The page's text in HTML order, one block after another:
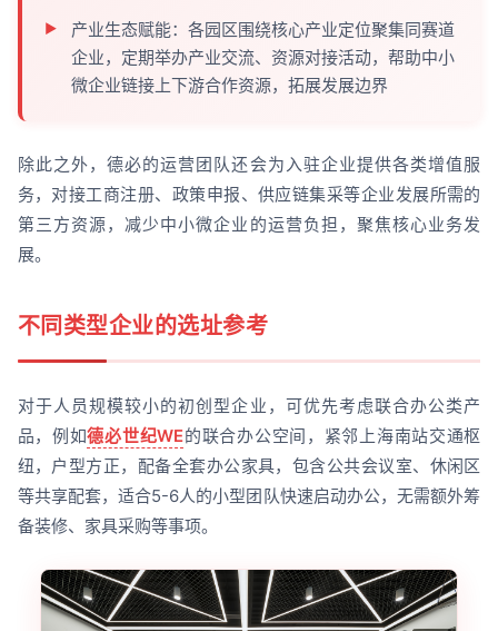
产业生态赋能：各园区围绕核心产业定位聚集同赛道
企业，定期举办产业交流、资源对接活动，帮助中小
微企业链接上下游合作资源，拓展发展边界
除此之外，德必的运营团队还会为入驻企业提供各类增值服
务，对接工商注册、政策申报、供应链集采等企业发展所需的
第三方资源，减少中小微企业的运营负担，聚焦核心业务发
展。
不同类型企业的选址参考
对于人员规模较小的初创型企业，可优先考虑联合办公类产
品，例如德必世纪WE的联合办公空间，紧邻上海南站交通枢
纽，户型方正，配备全套办公家具，包含公共会议室、休闲区
等共享配套，适合5-6人的小型团队快速启动办公，无需额外筹
备装修、家具采购等事项。